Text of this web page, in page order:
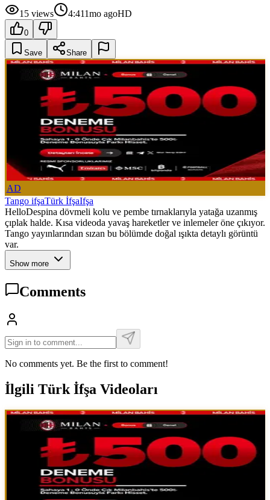
15 views 4:411mo agoHD
0
Save Share
AD
Tango ifşaTürk İfşaIfşa
HelloDespina dövmeli kolu ve pembe tırnaklarıyla yatağa uzanmış
çıplak halde. Kısa videoda yavaş hareketler ve inlemeler öne çıkıyor.
Tango yayınlarından sızan bu bölümde doğal ışıkta detaylı görüntü
var.
Show more
Comments
No comments yet. Be the first to comment!
İlgili Türk İfşa Videoları